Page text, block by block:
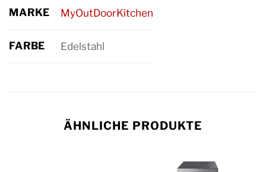
MARKE MyOutDoorKitchen
FARBE Edelstahl
ÄHNLICHE PRODUKTE